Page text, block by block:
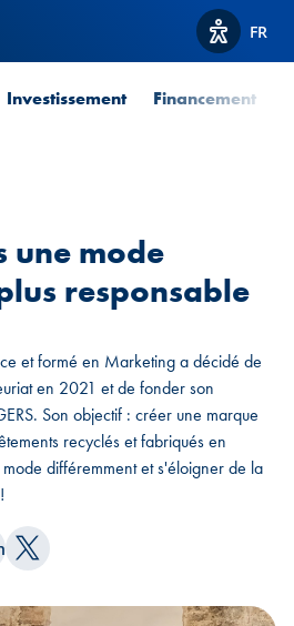
Afficher
FR
Investissement Financement
une mode
responsable
et formé en Marketing a décidé de
en 2021 et de fonder son
Son objectif : créer une marque
recyclés et fabriqués en
différemment et s'éloigner de la
Partager sur Twitter